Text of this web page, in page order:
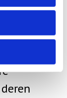
Die
oder